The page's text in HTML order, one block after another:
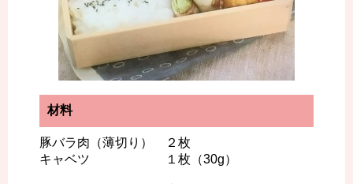
材料
豚バラ肉（薄切り） ２枚
キャベツ １枚（30g）